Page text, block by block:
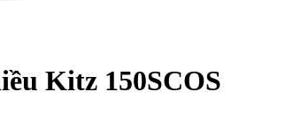
Kitz 150SCOS